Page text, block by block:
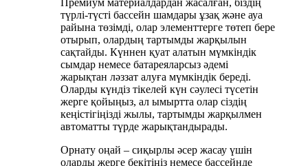
түрлі-түсті бассейн шамдары ұзақ және ауа
райына төзімді, олар элементтерге төтеп бере
отырып, олардың тартымды жарқылын
сақтайды. Күннен қуат алатын мүмкіндік
сымдар немесе батареяларсыз әдемі
жарықтан ләззат алуға мүмкіндік береді.
Оларды күндіз тікелей күн сәулесі түсетін
жерге қойыңыз, ал ымыртта олар сіздің
кеңістігіңізді жылы, тартымды жарқылмен
автоматты түрде жарықтандырады.
Орнату оңай – сиқырлы әсер жасау үшін
оларды жерге бекітіңіз немесе бассейнде